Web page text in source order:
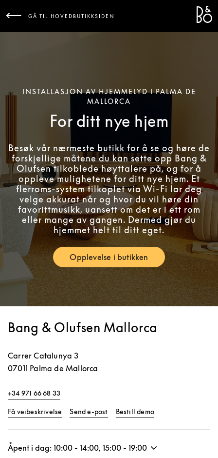
GÅ TIL HOVEDBUTIKKSIDEN
INSTALLASJON AV HJEMMELYD I PALMA DE
MALLORCA
For ditt nye hjem
Besøk vår nærmeste butikk for å se og høre de
forskjellige måtene du kan sette opp Bang &
Olufsen tilkoblede høyttalere på, og for å
oppleve mulighetene for ditt nye hjem. Et
flerroms-system tilkoplet via Wi-Fi lar deg
velge akkurat når og hvor du vil høre din
favorittmusikk, uansett om det er i ett rom
eller mange av gangen. Dermed gjør du
hjemmet helt til ditt eget.
Opplevelse i butikkenLink Opens in New Tab
Bang & Olufsen Mallorca
Carrer Catalunya 3
07011 Palma de Mallorca
+34 971 66 68 33
Få veibeskrivelse Link Opens in New Tab
Send e-post Bestill demo
Åpent i dag: 10:00 - 14:00, 15:00 - 19:00